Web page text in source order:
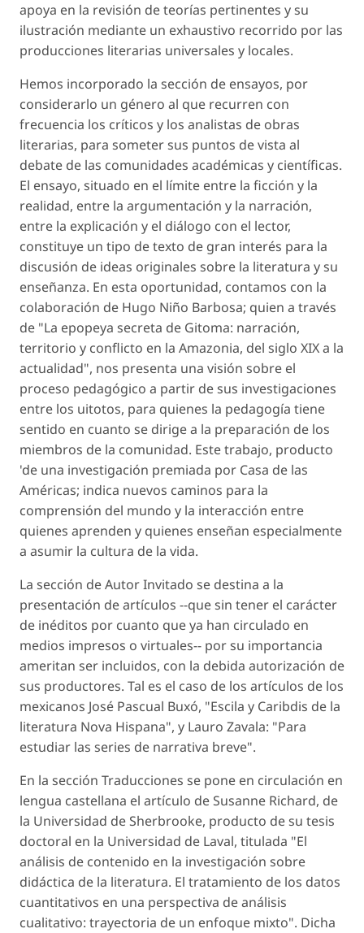
apoya en la revisión de teorías pertinentes y su
ilustración mediante un exhaustivo recorrido por las
producciones literarias universales y locales.
Hemos incorporado la sección de ensayos, por
considerarlo un género al que recurren con
frecuencia los críticos y los analistas de obras
literarias, para someter sus puntos de vista al
debate de las comunidades académicas y científicas.
El ensayo, situado en el límite entre la ficción y la
realidad, entre la argumentación y la narración,
entre la explicación y el diálogo con el lector,
constituye un tipo de texto de gran interés para la
discusión de ideas originales sobre la literatura y su
enseñanza. En esta oportunidad, contamos con la
colaboración de Hugo Niño Barbosa; quien a través
de "La epopeya secreta de Gitoma: narración,
territorio y conflicto en la Amazonia, del siglo XIX a la
actualidad", nos presenta una visión sobre el
proceso pedagógico a partir de sus investigaciones
entre los uitotos, para quienes la pedagogía tiene
sentido en cuanto se dirige a la preparación de los
miembros de la comunidad. Este trabajo, producto
'de una investigación premiada por Casa de las
Américas; indica nuevos caminos para la
comprensión del mundo y la interacción entre
quienes aprenden y quienes enseñan especialmente
a asumir la cultura de la vida.
La sección de Autor Invitado se destina a la
presentación de artículos --que sin tener el carácter
de inéditos por cuanto que ya han circulado en
medios impresos o virtuales-- por su importancia
ameritan ser incluidos, con la debida autorización de
sus productores. Tal es el caso de los artículos de los
mexicanos José Pascual Buxó, "Escila y Caribdis de la
literatura Nova Hispana", y Lauro Zavala: "Para
estudiar las series de narrativa breve".
En la sección Traducciones se pone en circulación en
lengua castellana el artículo de Susanne Richard, de
la Universidad de Sherbrooke, producto de su tesis
doctoral en la Universidad de Laval, titulada "El
análisis de contenido en la investigación sobre
didáctica de la literatura. El tratamiento de los datos
cuantitativos en una perspectiva de análisis
cualitativo: trayectoria de un enfoque mixto". Dicha